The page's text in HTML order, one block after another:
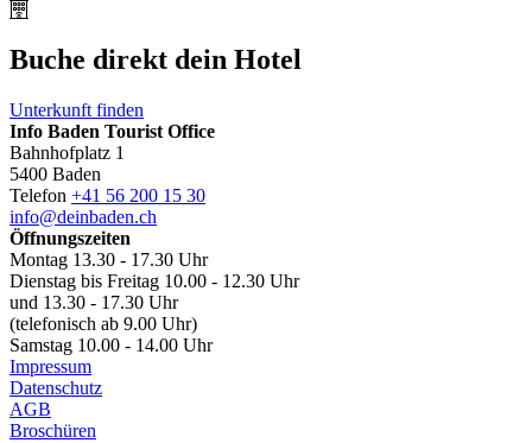
Buche direkt dein Hotel
Unterkunft finden
Info Baden Tourist Office
Bahnhofplatz 1
5400 Baden
Telefon +41 56 200 15 30
info@deinbaden.ch
Öffnungszeiten
Montag 13.30 - 17.30 Uhr
Dienstag bis Freitag 10.00 - 12.30 Uhr
und 13.30 - 17.30 Uhr
(telefonisch ab 9.00 Uhr)
Samstag 10.00 - 14.00 Uhr
Impressum
Datenschutz
AGB
Broschüren